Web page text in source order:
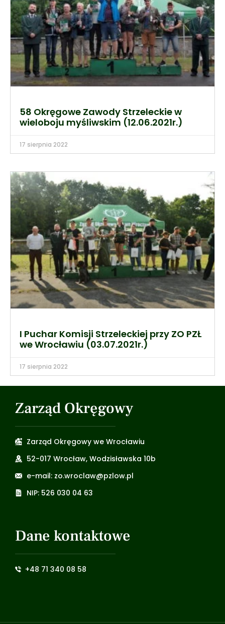
58 Okręgowe Zawody Strzeleckie w
wieloboju myśliwskim (12.06.2021r.)
17 sierpnia 2022
I Puchar Komisji Strzeleckiej przy ZO PZŁ
we Wrocławiu (03.07.2021r.)
17 sierpnia 2022
Zarząd Okręgowy
Zarząd Okręgowy we Wrocławiu
52-017 Wrocław, Wodzisławska 10b
e-mail: zo.wroclaw@pzlow.pl
NIP: 526 030 04 63
Dane kontaktowe
+48 71 340 08 58